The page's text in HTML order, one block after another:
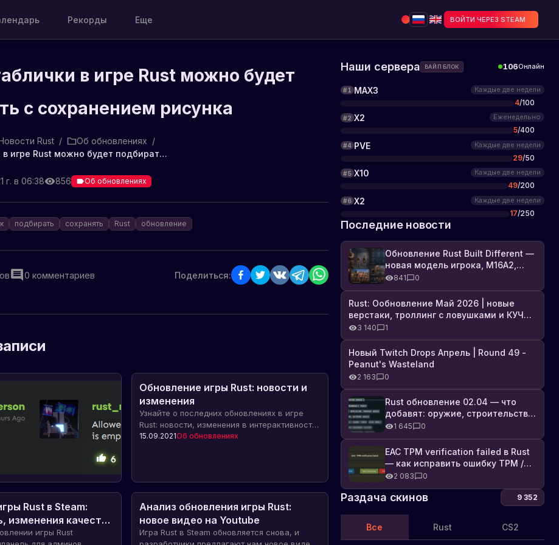
Рекорды Еще ВОЙТИ ЧЕРЕЗ STEAM
в игре Rust можно будет
с сохранением рисунка
Rust / Об обновлениях /
Теперь таблички в игре Rust можно будет подбирать с сохранением рисунка
г. в 06:38 856 Об обновлениях
подбирать сохранять Rust обновление
0 комментариев Поделиться:
Обновление
в
игре
Rust:
теперь
можно
подбирать
грядки
Узнайте
о
обновлении
игре
Rust
-
можно
подбирать
грядки
10.10.2023
Об
обновлениях
Обновление игры Rust: новости и
изменения
Узнайте о последних обновлениях в игре
Rust: новости, изменения в интерактивности
объектов и улучшение администрирования
15.09.2021Об обновлениях
Rust в Steam:
изменения качества
цена игры Rust
Анализ обновления игры Rust:
новое видео на Youtube
Игра Rust в Steam обновляется снова, и
Наши сервера ВАЙП БЛОК 106Онлайн
#1 MAX3 Каждые две недели
4/100
#2 X2 Еженедельно
5/400
#4 PVE Каждые две недели
29/50
#5 X10 Каждые две недели
49/200
#6 X2 Каждые две недели
17/250
Последние новости
Обновление Rust Built Different —
новая модель игрока, M16A2,
броня, Industrial DLC и полный
список изменений
841 0
Rust: Ообновление Май 2026 | новые
верстаки, троллинг с ловушками и КУЧА
DLC3 140 1
Новый Twitch Drops Апрель | Round 49 -
Peanut's Wasteland
2 163 0
Rust обновление 02.04 — что
добавят: оружие, строительство,
технологии и Farming 2.5
1 645 0
EAC TPM verification failed в Rust
— как исправить ошибку TPM /
Secure Boot
2 083 0
Раздача скинов 9 352
Все Rust CS2